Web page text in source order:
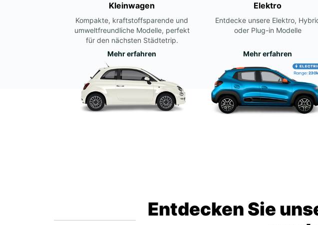
Kleinwagen
Kompakte, kraftstoffsparende und
umweltfreundliche Modelle, perfekt
für den nächsten Städtetrip.
Mehr erfahren
Elektro
Entdecke unsere Elektro,
oder Plug-in Modelle
Mehr erfahren
Entdecken Sie